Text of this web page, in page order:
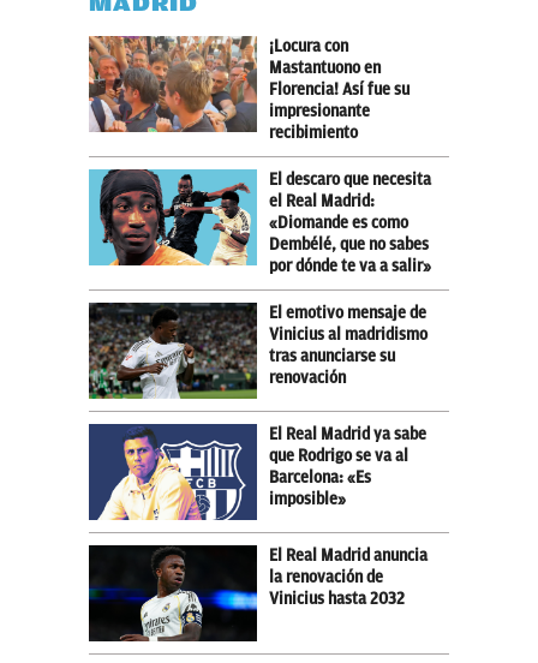
¡Locura con
Mastantuono en
Florencia! Así fue su
impresionante
recibimiento
El descaro que necesita
el Real Madrid:
«Diomande es como
Dembélé, que no sabes
por dónde te va a salir»
El emotivo mensaje de
Vinicius al madridismo
tras anunciarse su
renovación
El Real Madrid ya sabe
que Rodrigo se va al
Barcelona: «Es
imposible»
El Real Madrid anuncia
la renovación de
Vinicius hasta 2032